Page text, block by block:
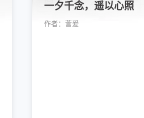
一夕千念，遥以心照
作者： 䓂爰